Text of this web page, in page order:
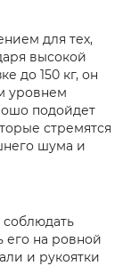
для тех,
высокой
до 150 кг, он
уровнем
подойдет
стремятся
шума и
его на ровной
и рукоятки